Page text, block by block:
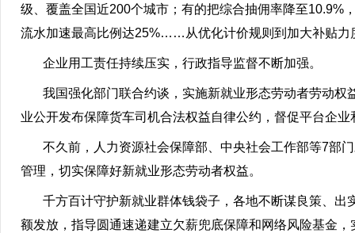
级、覆盖全国近200个城市；有的把综合抽佣率降至10.9%
流水加速最高比例达25%……从优化计价规则到加大补贴力
企业用工责任持续压实，行政指导监督不断加强。
我国强化部门联合约谈，实施新就业形态劳动者劳动权
业公开发布保障货车司机合法权益自律公约，督促平台企
不久前，人力资源社会保障部、中央社会工作部等7部门
管理，切实保障好新就业形态劳动者权益。
千方百计守护新就业群体钱袋子，各地不断谋良策、出
额发放，指导圆通速递建立欠薪兜底保障和网络风险基金